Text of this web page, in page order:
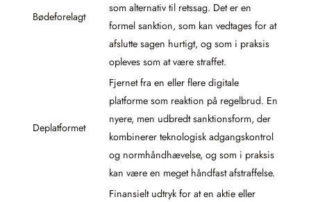
Bødeforelagt
som alternativ til retssag. Det er en
formel sanktion, som kan vedtages for at
afslutte sagen hurtigt, og som i praksis
opleves som at være straffet.
Deplatformet
Fjernet fra en eller flere digitale
platforme som reaktion på regelbrud. En
nyere, men udbredt sanktionsform, der
kombinerer teknologisk adgangskontrol
og normhåndhævelse, og som i praksis
kan være en meget håndfast afstraffelse.
Finansielt udtryk for at en aktie eller